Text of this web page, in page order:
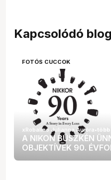
Kapcsolódó
FOTÓS CUCCOK
A NIKON BÜSZKÉN
OBJEKTÍVEK 90.
xRobalino Julianna Auróra•több